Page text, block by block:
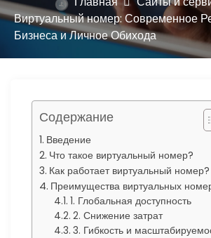
Виртуальный номер: Современное
Бизнеса и Личное Обихода
Содержание
Введение
Что такое виртуальный номер?
Как работает виртуальный номер?
Преимущества виртуальных
1. Глобальная доступность
2. Снижение затрат
3. Гибкость и